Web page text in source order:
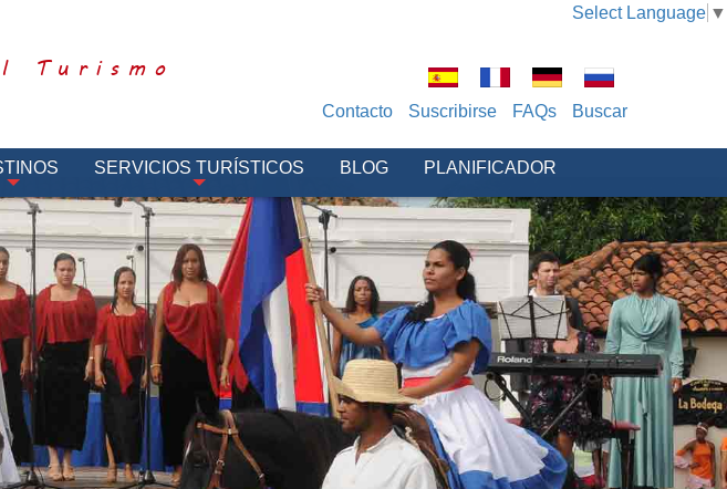
Select Language ▼
Turismo
Contacto Suscribirse FAQs Buscar
SERVICIOS TURÍSTICOS BLOG PLANIFICADOR